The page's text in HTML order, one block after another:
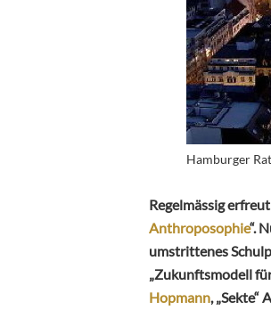
Hamburger
Regelmässig
Anthroposophie“.
umstrittenes
„Zukunftsmodell
Hopmann, „Sekte“